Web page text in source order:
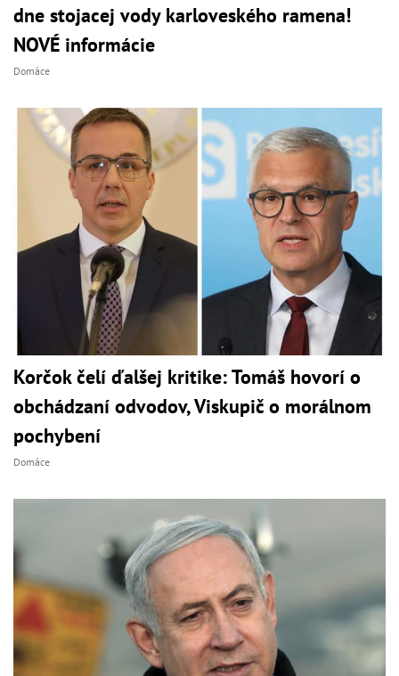
dne stojacej vody karloveského ramena!
NOVÉ informácie
Domáce
Korčok čelí ďalšej kritike: Tomáš hovorí o
obchádzaní odvodov, Viskupič o morálnom
pochybení
Domáce